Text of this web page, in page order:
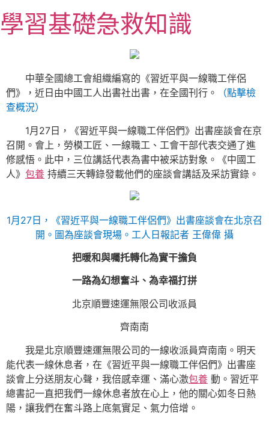
至
主
學習基礎急救知識
中華全國總工會組織編寫的《習近平與一線職工伴侶
們》，近日由中國工人出書社出書，在全國刊行。
（點擊檢
查概況）
1月27日，《習近平與一線職工伴侶們》出書座談會在京
召開。會上，勞模工匠、一線職工、工會干部代表交通了進
修感悟。此中，三位講話代表為書中被采訪對象。《中國工
人》 包養 持續三天轉錄發載他們的座談會講話及采訪實錄。
1月27日，《習近平與一線職工伴侶們》出書座談會在北京召
開。圖為座談會現場。工人日報記者 王偉偉 攝
把暖和與囑托轉化為實干擔負
一路為幻想奮斗、為幸福打拼
北京順豐速運無限公司收派員
齊南南
我是北京順豐速運無限公司的一線收派員齊南南。明天
能代表一線休息者，在《習近平與一線職工伴侶們》出書座
談會上分送朋友心聲，我倍感幸運、滿心激包養 動。習近平
總書記一直把我們一線休息者放在心上，他的關心如冬日熱
陽，讓我們在奮斗路上底氣實足、氣力倍增。